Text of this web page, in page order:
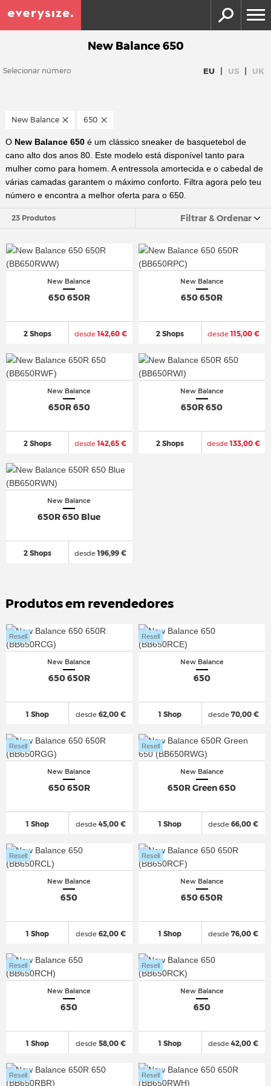
New Balance 650
Selecionar número EU | US | UK
New Balance 650
O New Balance 650é um clássico sneaker de basquetebol de
cano alto dos anos 80. Este modelo está disponível tanto para
mulher como para homem. A entressola amortecida e o cabedal de
várias camadas garantem o máximo conforto. Filtra agora pelo teu
número e encontra a melhor oferta para o 650.
23 Produtos Filtrar & Ordenar
New Balance
650 650R
2 Shops desde142,60 €
New Balance
650 650R
2 Shops desde115,00 €
New Balance
650R 650
2 Shops desde142,65 €
New Balance
650R 650
2 Shops desde133,00 €
New Balance
650R 650 Blue
2 Shops desde196,99 €
Produtos em revendedores
New Balance
650 650R
1 Shop
Resell
desde62,00 €
New Balance
650
1 Shop
Resell
desde70,00 €
New Balance
650 650R
1 Shop
Resell
desde45,00 €
New Balance
650R Green 650
1 Shop
Resell
desde 66,00 €
New Balance
650
1 Shop
Resell
desde62,00 €
New Balance
650 650R
1 Shop
Resell
desde 76,00 €
New Balance
650
1 Shop
Resell
desde58,00 €
New Balance
650
1 Shop
Resell
desde 42,00 €
Resell Resell